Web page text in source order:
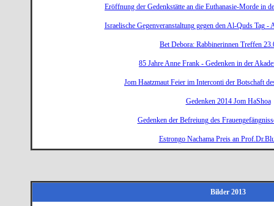
Eröffnung der Gedenkstätte an die Euthanasie-Morde in
Israelische Gegenveranstaltung gegen den Al-Quds Tag
Bet Debora: Rabbinerinnen Treffen
85 Jahre Anne Frank - Gedenken in der
Jom Haatzmaut Feier im Interconti der Botschaft
Gedenken 2014 Jom HaShoa
Gedenken der Befreiung des
Estrongo Nachama Preis an
Bilder 2013